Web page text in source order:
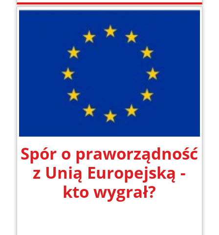
Spór o praworządność
z Unią Europejską -
kto wygrał?